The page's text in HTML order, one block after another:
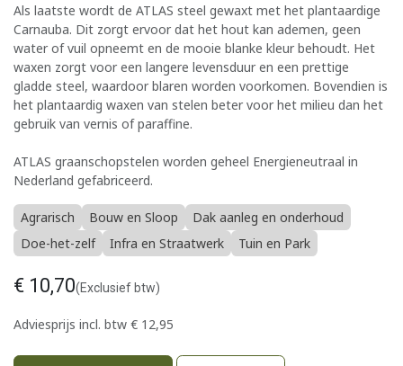
Als laatste wordt de ATLAS steel gewaxt met het plantaardige
Carnauba. Dit zorgt ervoor dat het hout kan ademen, geen
water of vuil opneemt en de mooie blanke kleur behoudt. Het
waxen zorgt voor een langere levensduur en een prettige
gladde steel, waardoor blaren worden voorkomen. Bovendien is
het plantaardig waxen van stelen beter voor het milieu dan het
gebruik van vernis of paraffine.
ATLAS graanschopstelen worden geheel Energieneutraal in
Nederland gefabriceerd.
Agrarisch Bouw en Sloop
Dak aanleg en onderhoud
Doe-het-zelf
Infra en Straatwerk Tuin en Park
€ 10,70(Exclusief btw)
Adviesprijs incl. btw € 12,95